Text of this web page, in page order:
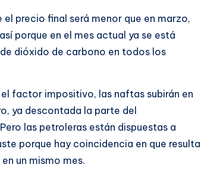
precio final será menor que en marzo,
porque en el mes actual ya se está
dióxido de carbono en todos los
factor impositivo, las naftas subirán en
ya descontada la parte del
las petroleras están dispuestas a
porque hay coincidencia en que resulta
un mismo mes.